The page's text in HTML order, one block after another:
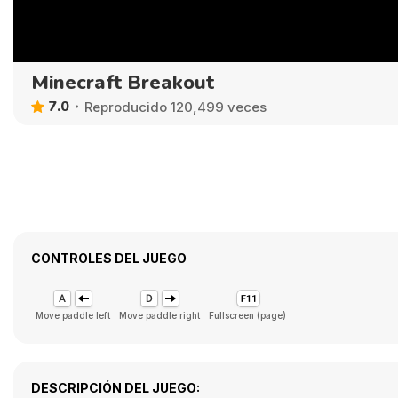
Minecraft Breakout
7.0 Reproducido 120,499 veces
CONTROLES DEL JUEGO
Move paddle left Move paddle right Fullscreen (page)
DESCRIPCIÓN DEL JUEGO: